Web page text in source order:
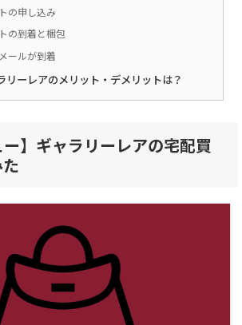
の申し込み
の到着と梱包
ールが到着
リーレアのメリット・デメリットは？
ー】ギャラリーレアの宅配買